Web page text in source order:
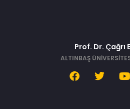
Prof. Dr. Çağrı
ALTINBAŞ